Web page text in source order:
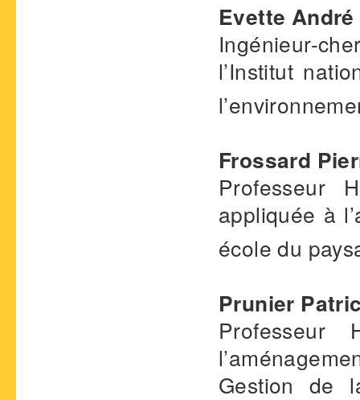
Evette André
Ingénieur-
l’Institut
Frossard
Professeur
appliquée à
école du
Prunier
Professeur
Gestion de